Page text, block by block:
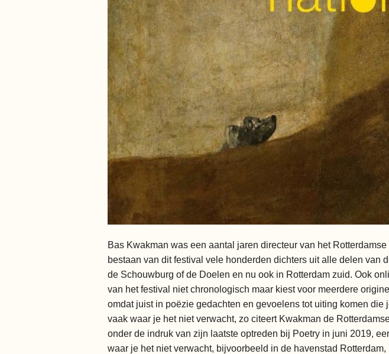
Bas Kwakman was een aantal jaren directeur van het
bestaan van dit festival vele honderden dichters uit alle delen
de Schouwburg of de Doelen en nu ook in Rotterdam zuid. Ook
van het festival niet chronologisch maar kiest voor meerdere
omdat juist in poëzie gedachten en gevoelens tot uiting komen
vaak waar je het niet verwacht, zo citeert Kwakman de
onder de indruk van zijn laatste optreden bij Poetry in juni 2019,
waar je het niet verwacht, bijvoorbeeld in de havenstad